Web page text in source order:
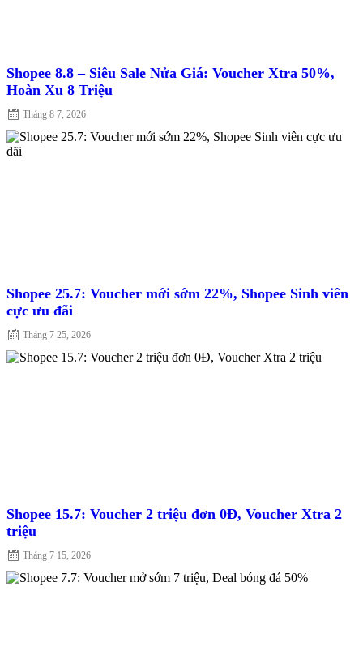
Shopee 8.8 – Siêu Sale Nửa Giá: Voucher Xtra 50%,
Hoàn Xu 8 Triệu
Posted
Tháng 8 7, 2026
Shopee 25.7: Voucher mới sớm 22%, Shopee Sinh viên
cực ưu đãi
Posted
Tháng 7 25, 2026
Shopee 15.7: Voucher 2 triệu đơn 0Đ, Voucher Xtra 2
triệu
Posted
Tháng 7 15, 2026